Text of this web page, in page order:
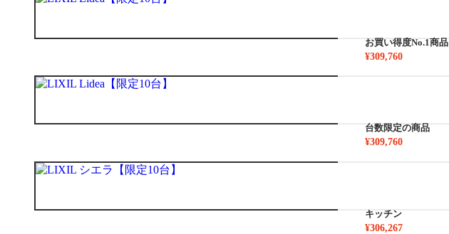
お買い得度No.1商品
¥309,760
台数限定の商品
¥309,760
キッチン
¥306,267